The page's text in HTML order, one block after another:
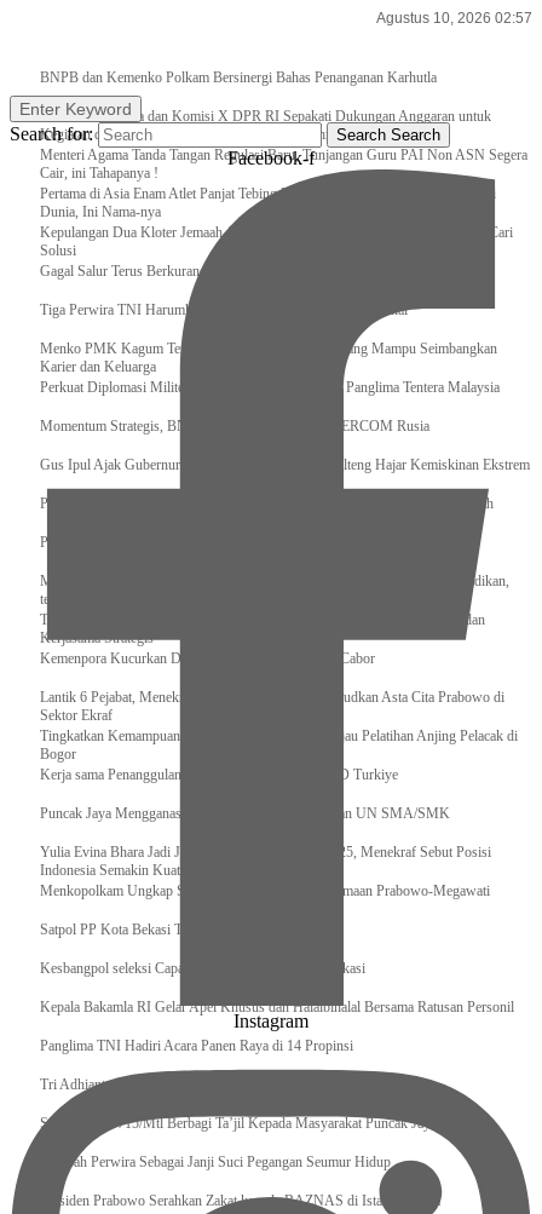
Agustus 10, 2026 02:57
BNPB dan Kemenko Polkam Bersinergi Bahas Penanganan Karhutla
Raker Kemenpora dan Komisi X DPR RI Sepakati Dukungan Anggaran untuk
Kegiatan dan Program Prioritas Pemuda dan Olahraga
Menteri Agama Tanda Tangan Regulasi Baru, Tunjangan Guru PAI Non ASN Segera
Cair, ini Tahapanya !
Pertama di Asia Enam Atlet Panjat Tebing Indonesia Taklukkan Tebing Tertinggi
Dunia, Ini Nama-nya
Kepulangan Dua Kloter Jemaah Asal Surabaya Tertunda, Kemenag Upayakan Cari
Solusi
Gagal Salur Terus Berkurang, Gus Ipul: 405 Ribu Lebih Bansos Cair
Tiga Perwira TNI Harumkan Indonesia Di Kancah Internasional
Menko PMK Kagum Terhadap Perempuan Modern yang Mampu Seimbangkan
Karier dan Keluarga
Perkuat Diplomasi Militer, Panglima TNI Terima CC Panglima Tentera Malaysia
Momentum Strategis, BNPB Terima Kunjungan EMERCOM Rusia
Gus Ipul Ajak Gubernur dan Bupati/Wali Kota se-Kalteng Hajar Kemiskinan Ekstrem
Panglima TNI Sambut Kedatangan Presiden RI Usai Lawatan ke Timur Tengah
Pengurus Pusat Pordasi Pacu Dapat Pesan dari Sri Paduka
Menag RI dan Dua Menteri Yordania Jalin Sinergi Bidang Wakaf dan Pendidikan,
termasuk Beasiswa
Tiba di Tanah Air, Presiden Prabowo Subianto Bawa Komitmen Investasi dan
Kerjasama Strategis
Kemenpora Kucurkan Dana untuk Pelatnas pada 13 Cabor
Lantik 6 Pejabat, Menekraf Tegaskan Komitmen Wujudkan Asta Cita Prabowo di
Sektor Ekraf
Tingkatkan Kemampuan K9 TNI, Panglima TNI Tinjau Pelatihan Anjing Pelacak di
Bogor
Kerja sama Penanggulangan Bencana BNPB – AFAD Turkiye
Puncak Jaya Mengganas, TNI-POLRI Solid Amankan UN SMA/SMK
Yulia Evina Bhara Jadi Juri Festival Film Cannes 2025, Menekraf Sebut Posisi
Indonesia Semakin Kuat
Menkopolkam Ungkap Spirit Persatuan dan Kebersamaan Prabowo-Megawati
Satpol PP Kota Bekasi Tertibkan PPKS
Kesbangpol seleksi Capaska 736 Siswa/i se-Kota Bekasi
Kepala Bakamla RI Gelar Apel Khusus dan Halalbihalal Bersama Ratusan Personil
Panglima TNI Hadiri Acara Panen Raya di 14 Propinsi
Tri Adhianto : Kota Bekasi Bisa Mempertahankan Keharmonisasian
Satgas Yonif 715/Mtl Berbagi Ta’jil Kepada Masyarakat Puncak Jaya
Sumpah Perwira Sebagai Janji Suci Pegangan Seumur Hidup
Presiden Prabowo Serahkan Zakat kepada BAZNAS di Istana Negara
Enter Keyword
Search for: Search Search
Facebook-f
Instagram